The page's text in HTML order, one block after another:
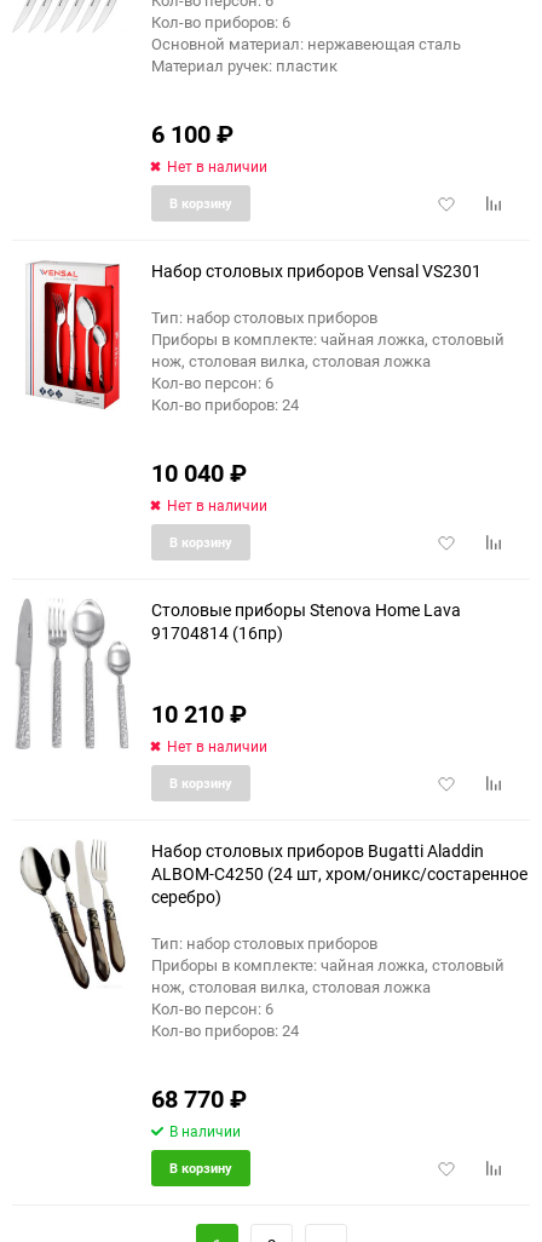
Кол-во приборов: 6
Основной материал: нержавеющая сталь
Материал ручек: пластик
6 100₽
Нет в наличии
Добавить
В корзину
еще 6 фото
Набор столовых приборов Vensal VS2301
Тип: набор столовых приборов
Приборы в комплекте: чайная ложка, столовый
нож, столовая вилка, столовая ложка
Кол-во персон: 6
Кол-во приборов: 24
10 040₽
Нет в наличии
Добавить
В корзину
Столовые приборы Stenova Home Lava
91704814 (16пр)
10 210₽
Нет в наличии
Добавить
В корзину
Набор столовых приборов Bugatti Aladdin
ALBOM-C4250 (24 шт, хром/оникс/состаренное
серебро)
Тип: набор столовых приборов
Приборы в комплекте: чайная ложка, столовый
нож, столовая вилка, столовая ложка
Кол-во персон: 6
Кол-во приборов: 24
68 770₽
В наличии
Добавить
В корзину